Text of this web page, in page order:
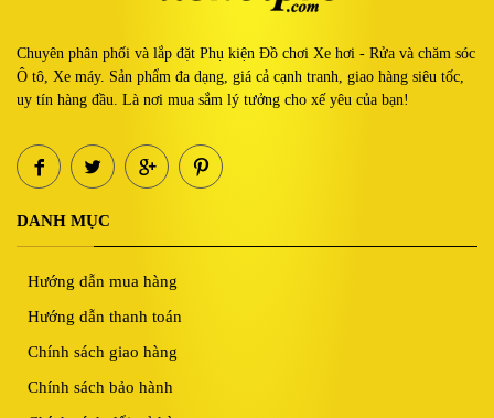
Chuyên phân phối và lắp đặt Phụ kiện Đồ chơi Xe hơi - Rửa và chăm sóc
Ô tô, Xe máy. Sản phẩm đa dạng, giá cả cạnh tranh, giao hàng siêu tốc,
uy tín hàng đầu. Là nơi mua sắm lý tưởng cho xế yêu của bạn!
DANH MỤC
Hướng dẫn mua hàng
Hướng dẫn thanh toán
Chính sách giao hàng
Chính sách bảo hành